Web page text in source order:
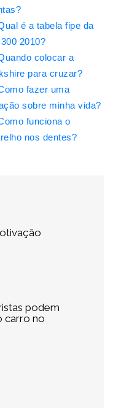
podem
carro no
é a tabela fipe da
2010?
colocar a
para cruzar?
fazer uma
sobre minha vida?
funciona o
nos dentes?